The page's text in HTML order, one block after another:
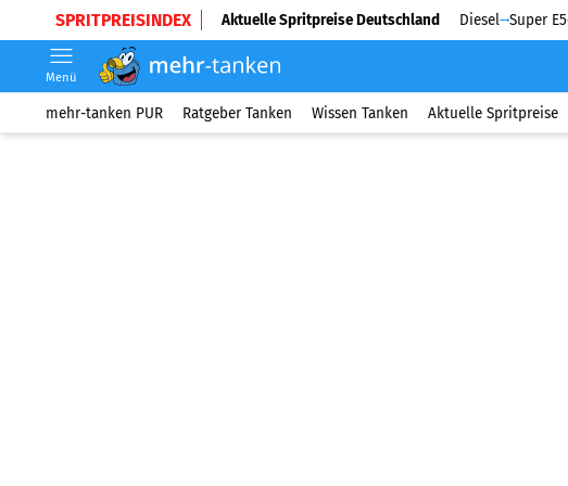
SPRITPREISINDEX Aktuelle Spritpreise Deutschland Diesel Super E5
Menü
mehr-tanken PUR Ratgeber Tanken Wissen Tanken Aktuelle Spritpreise